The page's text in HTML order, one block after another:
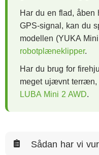
Har du en flad, åben
GPS-signal, kan du
modellen (YUKA
robotplæneklipper.
Har du brug for
meget ujævnt terræn,
LUBA Mini 2 AWD.
Sådan har vi